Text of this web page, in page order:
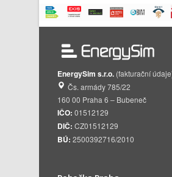
EnergySim s.r.o. (fakturační
Čs. armády 785/22
160 00 Praha 6 – Bubeneč
IČO: 01512129
DIČ: CZ01512129
BÚ: 2500392716/2010